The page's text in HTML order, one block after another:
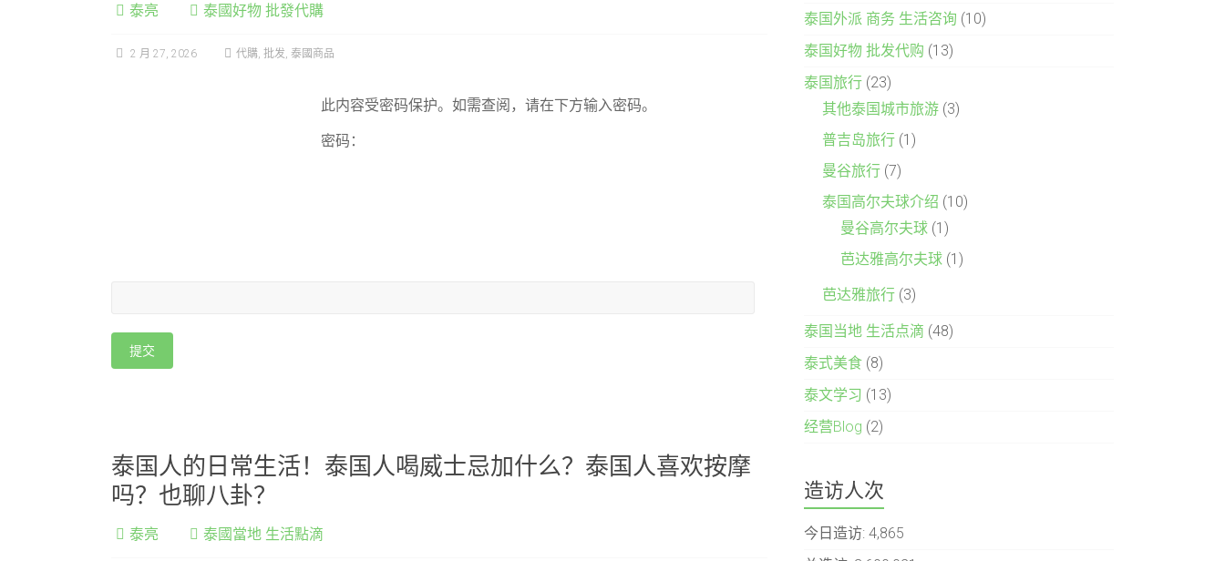
泰亮 泰國好物 批發代購
2 月 27, 2026 代購, 批发, 泰國商品
此内容受密码保护。如需查阅，请在下方输入密码。
密码：
泰国人的日常生活！泰国人喝威士忌加什么？泰国人喜欢按摩
吗？也聊八卦？
泰亮 泰國當地 生活點滴
泰国外派 商务 生活咨询 (10)
泰国好物 批发代购 (13)
泰国旅行 (23)
其他泰国城市旅游 (3)
普吉岛旅行 (1)
曼谷旅行 (7)
泰国高尔夫球介绍 (10)
曼谷高尔夫球 (1)
芭达雅高尔夫球 (1)
芭达雅旅行 (3)
泰国当地 生活点滴 (48)
泰式美食 (8)
泰文学习 (13)
经营Blog (2)
造访人次
今日造访:4,865